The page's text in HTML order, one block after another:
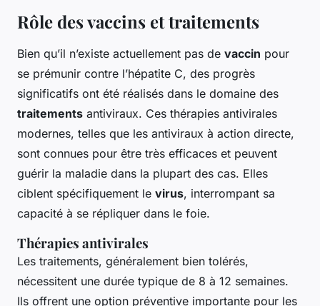
Rôle des vaccins et traitements
Bien qu’il n’existe actuellement pas de vaccin pour
se prémunir contre l’hépatite C, des progrès
significatifs ont été réalisés dans le domaine des
traitements antiviraux. Ces thérapies antivirales
modernes, telles que les antiviraux à action directe,
sont connues pour être très efficaces et peuvent
guérir la maladie dans la plupart des cas. Elles
ciblent spécifiquement le virus, interrompant sa
capacité à se répliquer dans le foie.
Thérapies antivirales
Les traitements, généralement bien tolérés,
nécessitent une durée typique de 8 à 12 semaines.
Ils offrent une option préventive importante pour les